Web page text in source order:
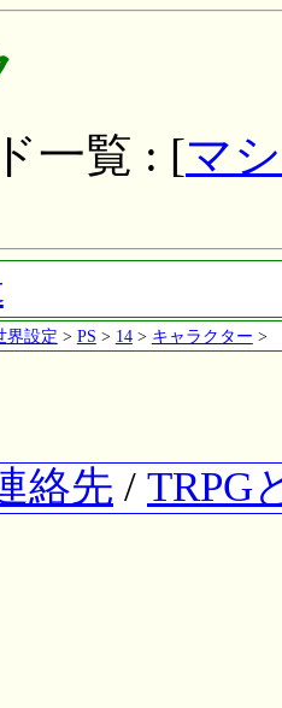
一覧 : [マ
界設定 > PS > 14> キャラクター >
絡先 / TRPG